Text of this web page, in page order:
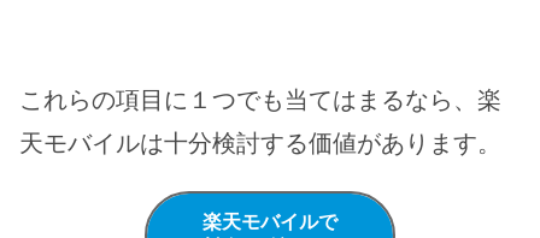
これらの項目に１つでも当てはまるなら、楽
天モバイルは十分検討する価値があります。
楽天モバイルで